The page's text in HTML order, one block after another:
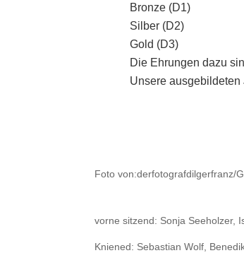
Bronze (D1)
Silber (D2)
Gold (D3)
Die Ehrungen dazu
Unsere
Foto von:derfotografdilgerfranz/
vorne sitzend: Sonja Seeholzer,
Kniened: Sebastian Wolf,